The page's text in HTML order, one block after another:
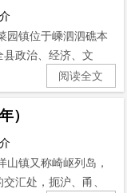
镇位于嵊泗泗礁本
政治、经济、文
阅读全文
）
镇又称崎岖列岛，
汇处，扼沪、甬、